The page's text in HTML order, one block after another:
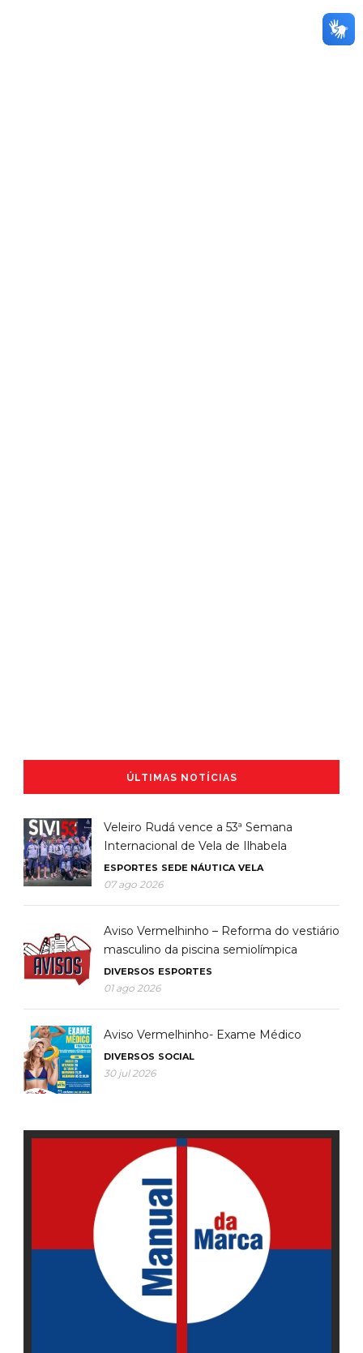
ÚLTIMAS NOTÍCIAS
Veleiro Rudá vence a 53ª Semana
Internacional de Vela de Ilhabela
ESPORTES SEDE NÁUTICA VELA
07 ago 2026
Aviso Vermelhinho – Reforma do vestiário
masculino da piscina semiolímpica
DIVERSOS ESPORTES
01 ago 2026
Aviso Vermelhinho- Exame Médico
DIVERSOS SOCIAL
30 jul 2026